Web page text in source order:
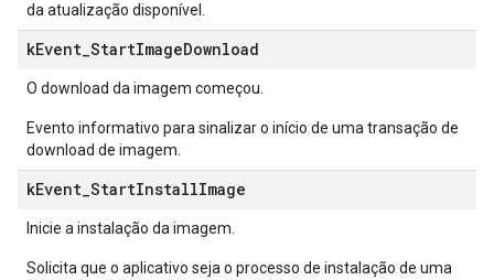
da atualização disponível.
kEvent StartImageDownload
O download da imagem começou.
Evento informativo para sinalizar o início de uma transação de
download de imagem.
kEvent StartInstallImage
Inicie a instalação da imagem.
Solicita que o aplicativo seja o processo de instalação de uma